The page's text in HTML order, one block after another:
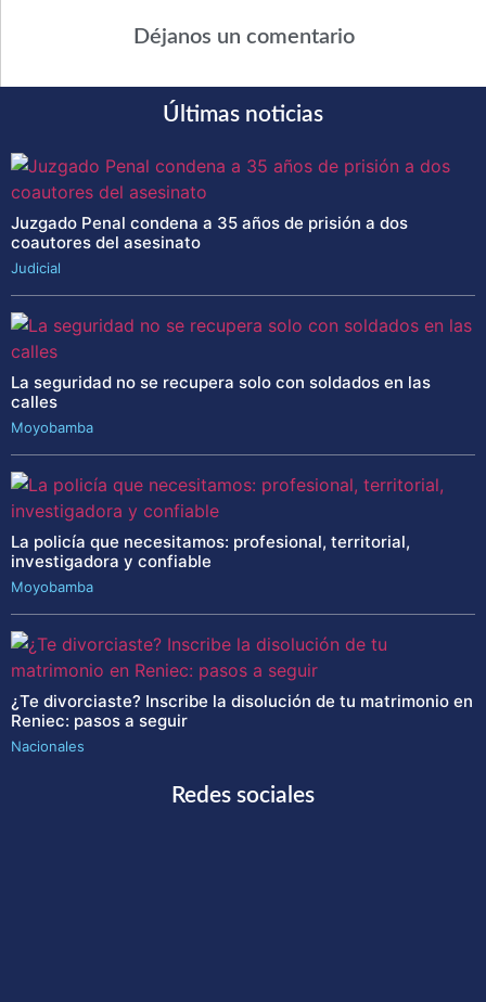
Déjanos un comentario
Últimas noticias
Juzgado Penal condena a 35 años de prisión a dos
coautores del asesinato
Judicial
La seguridad no se recupera solo con soldados en las
calles
Moyobamba
La policía que necesitamos: profesional, territorial,
investigadora y confiable
Moyobamba
¿Te divorciaste? Inscribe la disolución de tu matrimonio en
Reniec: pasos a seguir
Nacionales
Redes sociales